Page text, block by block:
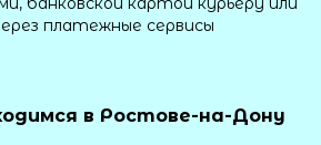
платежные сервисы
в Ростове-на-Дону